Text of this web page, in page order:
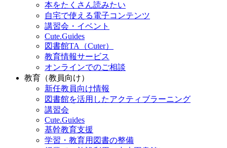
本をたくさん読みたい
自宅で使える電子コンテンツ
講習会・イベント
Cute.Guides
図書館TA（Cuter）
教育情報サービス
オンラインでのご相談
教育（教員向け）
新任教員向け情報
図書館を活用したアクティブラーニング
講習会
Cute.Guides
基幹教育支援
学習・教育用図書の整備